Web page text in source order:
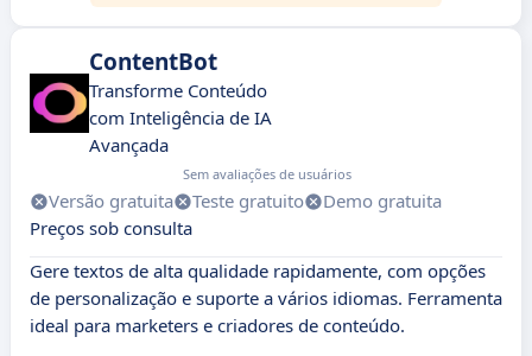
ContentBot
Transforme Conteúdo
com Inteligência de IA
Avançada
Sem avaliações de usuários
Versão gratuita Teste gratuito
Demo gratuita
Preços sob consulta
Gere textos de alta qualidade rapidamente, com opções
de personalização e suporte a vários idiomas. Ferramenta
ideal para marketers e criadores de conteúdo.